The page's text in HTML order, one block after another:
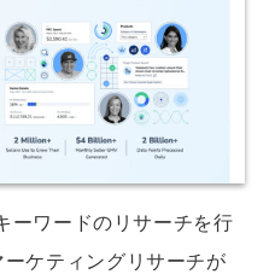
ーワードのリサーチを行
ケティングリサーチが